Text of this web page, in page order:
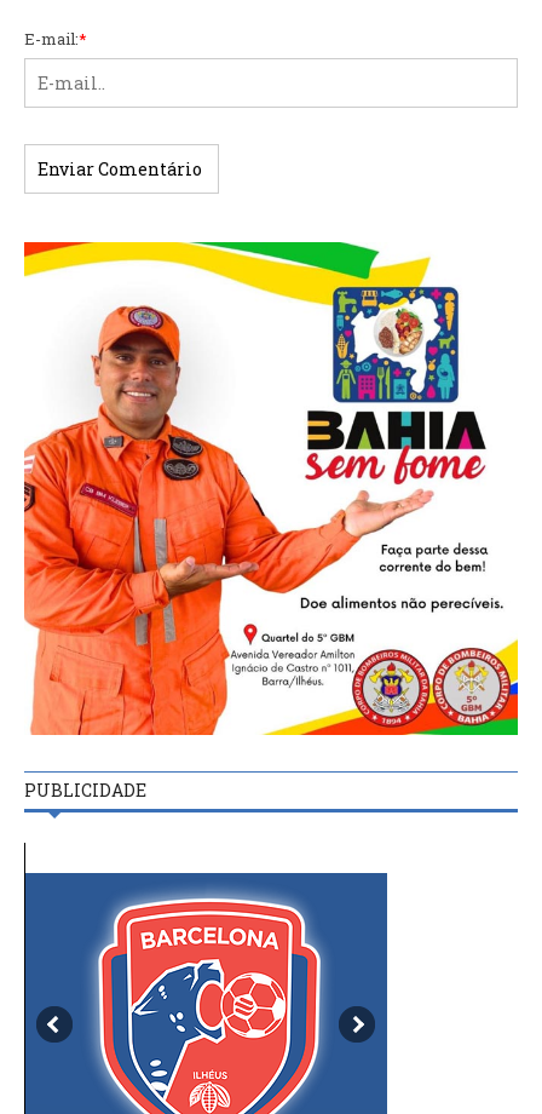
E-mail:*
PUBLICIDADE